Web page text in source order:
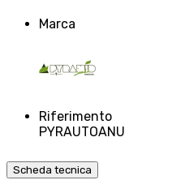
Marca
Riferimento
PYRAUTOANU
Scheda tecnica